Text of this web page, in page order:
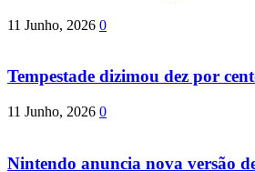
11 Junho, 2026 0
Tempestade dizimou dez por
11 Junho, 2026 0
Nintendo anuncia nova versão